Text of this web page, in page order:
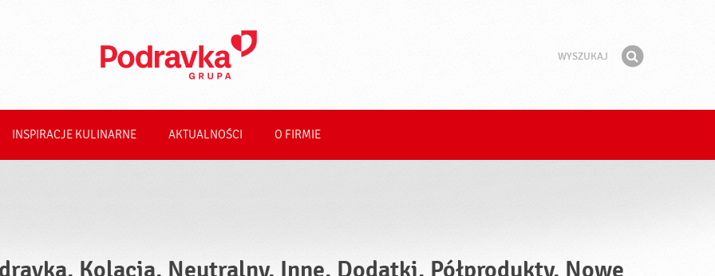
INSPIRACJE KULINARNE AKTUALNOŚCI O FIRMIE
Kolacja, Neutralny, Inne, Dodatki, Półprodukty, Nowe